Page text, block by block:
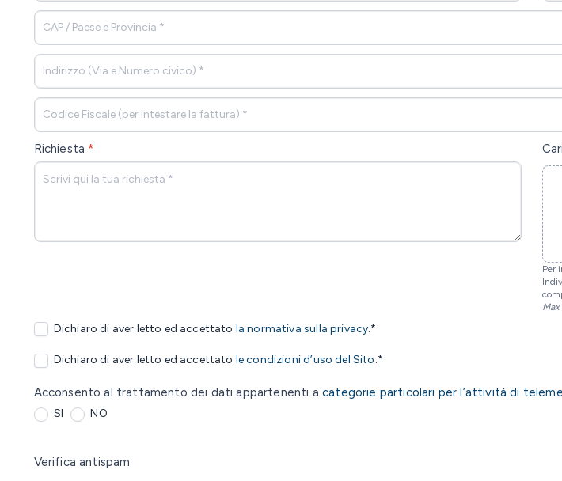
Richiesta *
Per
Dichiaro di aver letto ed accettato la normativa sulla privacy.*
Dichiaro di aver letto ed accettato le condizioni d’uso del Sito.*
Acconsento al trattamento dei dati appartenenti a categorie particolari per l’attività di
SI NO
Verifica antispam